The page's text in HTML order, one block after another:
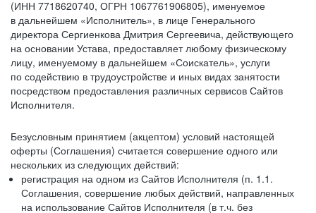
(ИНН 7718620740, ОГРН 1067761906805), именуемое
в дальнейшем «Исполнитель», в лице Генерального
директора Сергиенкова Дмитрия Сергеевича, действующего
на основании Устава, предоставляет любому физическому
лицу, именуемому в дальнейшем «Соискатель», услуги
по содействию в трудоустройстве и иных видах занятости
посредством предоставления различных сервисов Сайтов
Исполнителя.
Безусловным принятием (акцептом) условий настоящей
оферты (Соглашения) считается совершение одного или
нескольких из следующих действий:
регистрация на одном из Сайтов Исполнителя (п. 1.1.
Соглашения, совершение любых действий, направленных
на использование Сайтов Исполнителя (в т.ч. без